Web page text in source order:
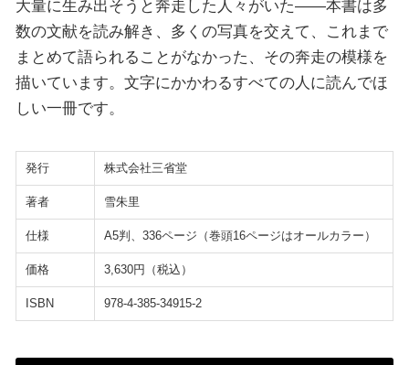
大量に生み出そうと奔走した人々がいた――本書は多
数の文献を読み解き、多くの写真を交えて、これまで
まとめて語られることがなかった、その奔走の模様を
描いています。文字にかかわるすべての人に読んでほ
しい一冊です。
発行 株式会社三省堂
著者 雪朱里
仕様 A5判、336ページ（巻頭16ページはオールカラー）
価格 3,630円（税込）
ISBN 978-4-385-34915-2